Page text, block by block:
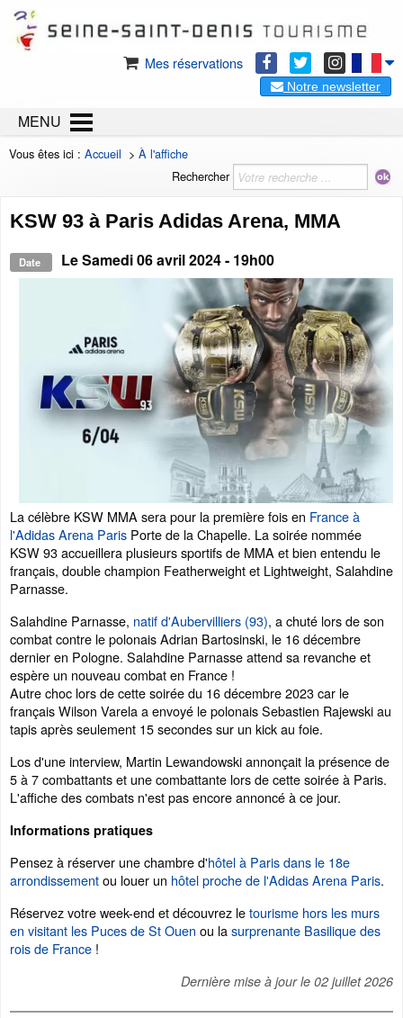
Mes réservations
Notre newsletter
MENU
Vous êtes ici : Accueil > À l'affiche
Rechercher
KSW 93 à Paris Adidas Arena, MMA
Date LeSamedi 06 avril 2024- 19h00
La célèbre KSW MMA sera pour la première fois en France à
l'Adidas Arena Paris Porte de la Chapelle. La soirée nommée
KSW 93 accueillera plusieurs sportifs de MMA et bien entendu le
français, double champion Featherweight et Lightweight, Salahdine
Parnasse.
Salahdine Parnasse, natif d'Aubervilliers (93), a chuté lors de son
combat contre le polonais Adrian Bartosinski, le 16 décembre
dernier en Pologne. Salahdine Parnasse attend sa revanche et
espère un nouveau combat en France !
Autre choc lors de cette soirée du 16 décembre 2023 car le
français Wilson Varela a envoyé le polonais Sebastien Rajewski au
tapis après seulement 15 secondes sur un kick au foie.
Los d'une interview, Martin Lewandowski annonçait la présence de
5 à 7 combattants et une combattante lors de cette soirée à Paris.
L'affiche des combats n'est pas encore annoncé à ce jour.
Informations pratiques
Pensez à réserver une chambre d'hôtel à Paris dans le 18e
arrondissementou louer un hôtel proche de l'Adidas Arena Paris.
Réservez votre week-end et découvrez letourisme hors les murs
en visitant les Puces de St Ouen ou lasurprenante Basilique des
rois de France !
Dernière mise à jour le 02 juillet 2026